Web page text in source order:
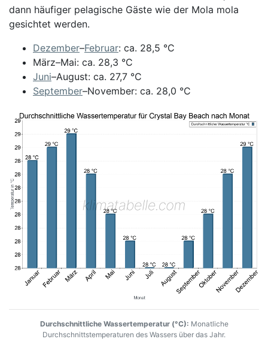
dann häufiger pelagische Gäste wie der Mola mola
gesichtet werden.
Dezember–Februar: ca. 28,5 °C
März–Mai: ca. 28,3 °C
Juni–August: ca. 27,7 °C
September–November: ca. 28,0 °C
Durchschnittliche Wassertemperatur (°C): Monatliche
Durchschnittstemperaturen des Wassers über das Jahr.